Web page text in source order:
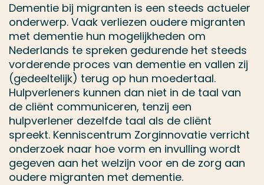
Dementie bij migranten is een steeds actueler
onderwerp. Vaak verliezen oudere migranten
met dementie hun mogelijkheden om
Nederlands te spreken gedurende het steeds
vorderende proces van dementie en vallen zij
(gedeeltelijk) terug op hun moedertaal.
Hulpverleners kunnen dan niet in de taal van
de cliënt communiceren, tenzij een
hulpverlener dezelfde taal als de cliënt
spreekt. Kenniscentrum Zorginnovatie verricht
onderzoek naar hoe vorm en invulling wordt
gegeven aan het welzijn voor en de zorg aan
oudere migranten met dementie.